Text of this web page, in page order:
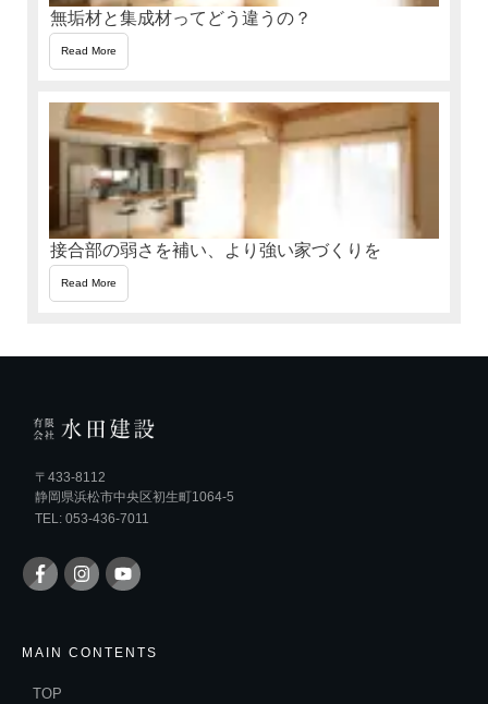
無垢材と集成材ってどう違うの？
Read More
接合部の弱さを補い、より強い家づくりを
Read More
〒433-8112
静岡県浜松市中央区初生町1064-5
TEL: 053-436-7011
MAIN CONTENTS
TOP